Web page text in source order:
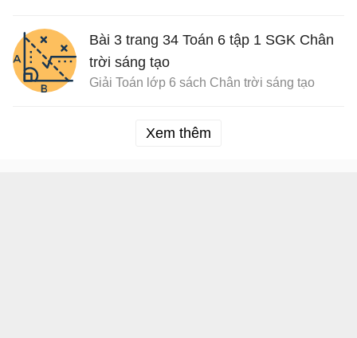
Bài 3 trang 34 Toán 6 tập 1 SGK Chân
trời sáng tạo
Giải Toán lớp 6 sách Chân trời sáng tạo
Xem thêm